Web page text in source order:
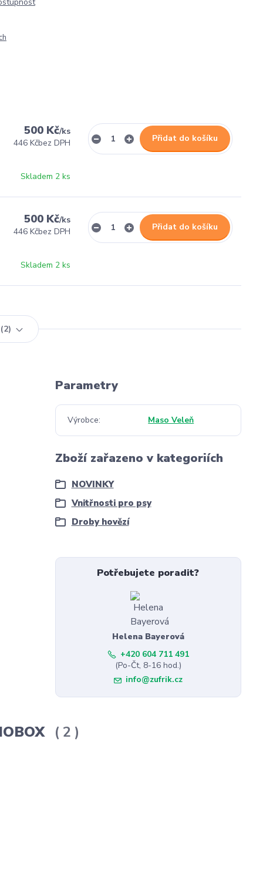
500 Kč/ks
446 Kčbez DPH
Skladem 2 ks
Přidat do košíku
500 Kč/ks
446 Kčbez DPH
Skladem 2 ks
Přidat do košíku
2
Parametry
Výrobce Maso Veleň
Zboží zařazeno v kategoriích
NOVINKY
Vnitřnosti pro psy
Droby hovězí
Potřebujete poradit?
Helena Bayerová
+420 604 711 491
(Po-Čt, 8-16 hod.)
info@zufrik.cz
2